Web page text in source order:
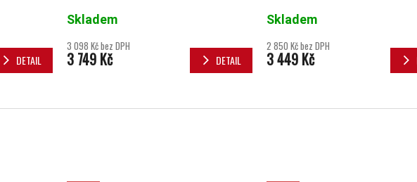
DETAIL
Skladem
3 098 Kč bez DPH
3 749 Kč DETAIL
Skladem
2 850 Kč bez DPH
3 449 Kč